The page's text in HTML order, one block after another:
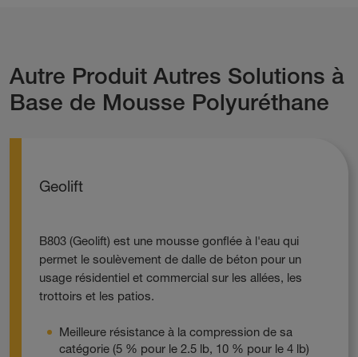
Autre Produit Autres Solutions à
Base de Mousse Polyuréthane
Geolift
B803 (Geolift) est une mousse gonflée à l'eau qui
permet le soulèvement de dalle de béton pour un
usage résidentiel et commercial sur les allées, les
trottoirs et les patios.
Meilleure résistance à la compression de sa
catégorie (5 % pour le 2.5 lb, 10 % pour le 4 lb)